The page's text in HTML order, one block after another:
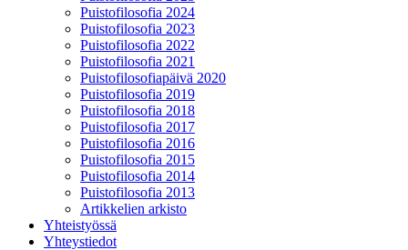
Puistofilosofia 2024
Puistofilosofia 2023
Puistofilosofia 2022
Puistofilosofia 2021
Puistofilosofiapäivä 2020
Puistofilosofia 2019
Puistofilosofia 2018
Puistofilosofia 2017
Puistofilosofia 2016
Puistofilosofia 2015
Puistofilosofia 2014
Puistofilosofia 2013
Artikkelien arkisto
Yhteistyössä
Yhteystiedot